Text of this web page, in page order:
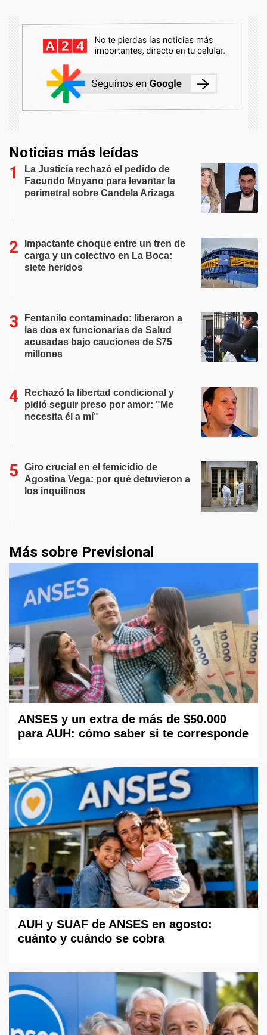
Noticias más leídas
La Justicia rechazó el pedido de
Facundo Moyano para levantar la
perimetral sobre Candela Arizaga
Impactante choque entre un tren de
carga y un colectivo en La Boca:
siete heridos
Fentanilo contaminado: liberaron a
las dos ex funcionarias de Salud
acusadas bajo cauciones de $75
millones
Rechazó la libertad condicional y
pidió seguir preso por amor: "Me
necesita él a mí"
Giro crucial en el femicidio de
Agostina Vega: por qué detuvieron a
los inquilinos
Más sobre Previsional
ANSES y un extra de más de $50.000
para AUH: cómo saber si te corresponde
AUH y SUAF de ANSES en agosto:
cuánto y cuándo se cobra